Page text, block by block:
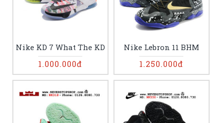
Nike KD 7 What The KD
1.000.000đ
Nike Lebron 11 BHM
1.250.000đ